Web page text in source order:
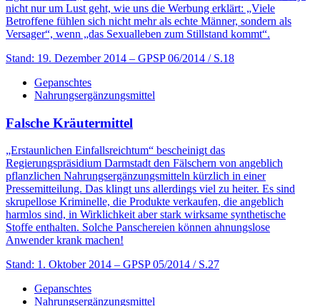
nicht nur um Lust geht, wie uns die Werbung erklärt: „Viele
Betroffene fühlen sich nicht mehr als echte Männer, sondern als
Versager“, wenn „das Sexualleben zum Stillstand kommt“.
Stand: 19. Dezember 2014 – GPSP 06/2014 / S.18
Gepanschtes
Nahrungsergänzungsmittel
Falsche Kräutermittel
„Erstaunlichen Einfallsreichtum“ bescheinigt das
Regierungspräsidium Darmstadt den Fälschern von angeblich
pflanzlichen Nahrungsergänzungsmitteln kürzlich in einer
Pressemitteilung. Das klingt uns allerdings viel zu heiter. Es sind
skrupellose Kriminelle, die Produkte verkaufen, die angeblich
harmlos sind, in Wirklichkeit aber stark wirksame synthetische
Stoffe enthalten. Solche Panschereien können ahnungslose
Anwender krank machen!
Stand: 1. Oktober 2014 – GPSP 05/2014 / S.27
Gepanschtes
Nahrungsergänzungsmittel